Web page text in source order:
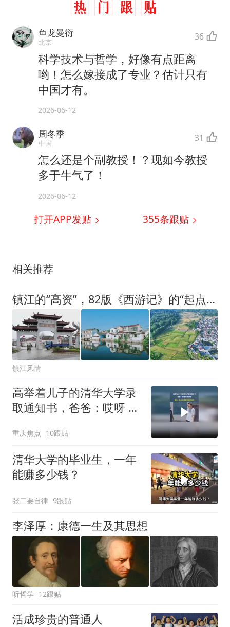
鱼龙曼衍
北京 36
科学技术与哲学，好像有点距离
哟！怎么嫁接成了专业？估计只有
中国才有。
2026-06-12
周冬季
中国 31
怎么还是个副教授！？现如今教授
多于牛气了！
2026-06-12
打开APP发贴 355条跟贴
相关推荐
镇江的“高资”，82版《西游记》的“起点”！视频找到了！
镇江风情
高举着儿子的清华大学录
取通知书，爸爸：哎呀 有
重庆焦点 10跟贴
清华大学的毕业生，一年
能赚多少钱？
张二要自律 9跟贴
李泽厚：康德一生及其思想
听哲学 12跟贴
活成珍贵的普通人